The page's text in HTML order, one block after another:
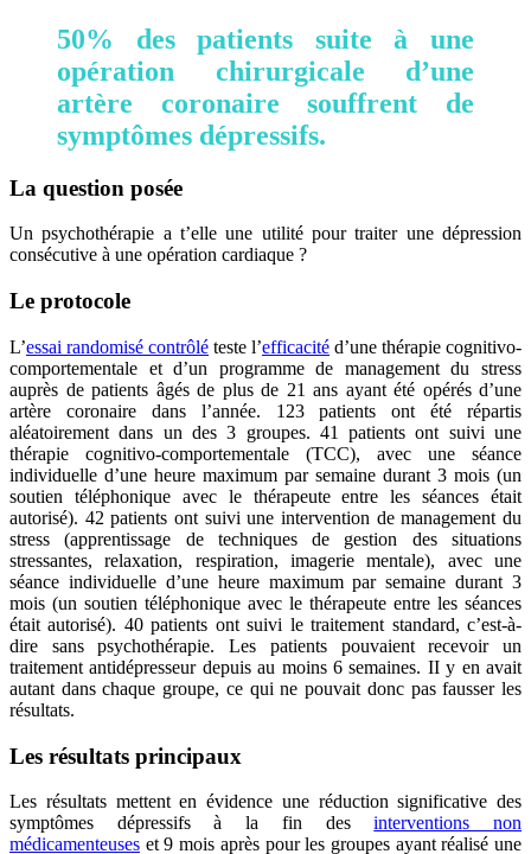
50% des patients suite à une
opération chirurgicale d’une
artère coronaire souffrent de
symptômes dépressifs.
La question posée
Un psychothérapie a t’elle une utilité pour traiter une dépression
consécutive à une opération cardiaque ?
Le protocole
L’essai randomisé contrôlé teste l’efficacité d’une thérapie cognitivo-
comportementale et d’un programme de management du stress
auprès de patients âgés de plus de 21 ans ayant été opérés d’une
artère coronaire dans l’année. 123 patients ont été répartis
aléatoirement dans un des 3 groupes. 41 patients ont suivi une
thérapie cognitivo-comportementale (TCC), avec une séance
individuelle d’une heure maximum par semaine durant 3 mois (un
soutien téléphonique avec le thérapeute entre les séances était
autorisé). 42 patients ont suivi une intervention de management du
stress (apprentissage de techniques de gestion des situations
stressantes, relaxation, respiration, imagerie mentale), avec une
séance individuelle d’une heure maximum par semaine durant 3
mois (un soutien téléphonique avec le thérapeute entre les séances
était autorisé). 40 patients ont suivi le traitement standard, c’est-à-
dire sans psychothérapie. Les patients pouvaient recevoir un
traitement antidépresseur depuis au moins 6 semaines. II y en avait
autant dans chaque groupe, ce qui ne pouvait donc pas fausser les
résultats.
Les résultats principaux
Les résultats mettent en évidence une réduction significative des
symptômes dépressifs à la fin desinterventions non
médicamenteuses et 9 mois après pour les groupes ayant réalisé une